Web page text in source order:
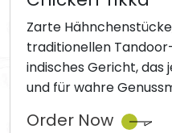
Zarte
traditionellen
indisches Gericht, das
und für wahre
Order Now